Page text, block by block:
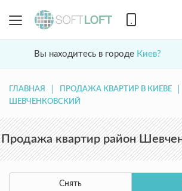
Вы находитесь в городе Киев?
ГЛАВНАЯ
ПРОДАЖА КВАРТИР В КИЕВЕ
ШЕВЧЕНКОВСКИЙ
Продажа квартир район
Снять